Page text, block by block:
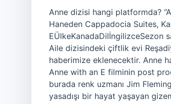
Anne dizisi hangi platformda?
Haneden Cappadocia Suites,
EÜlkeKanadaDilİngilizceSezon
Aile dizisindeki çiftlik evi
haberimize eklenecektir. Anne
Anne with an E filminin post
burada renk uzmanı Jim
yasadışı bir hayat yaşayan